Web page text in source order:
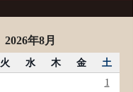
2026年8月
火 水 木 金
土
1